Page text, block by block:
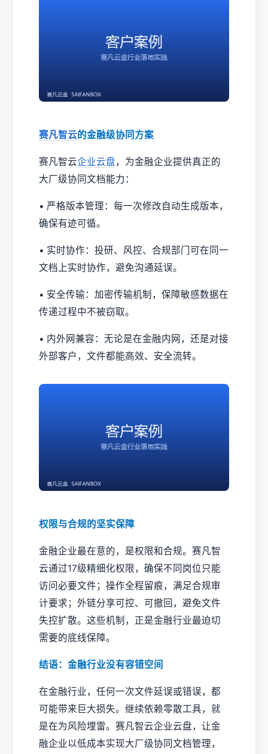
赛凡智云的金融级协同方案
赛凡智云企业云盘，为金融企业提供真正的
大厂级协同文档能力：
• 严格版本管理：每一次修改自动生成版本，
确保有迹可循。
• 实时协作：投研、风控、合规部门可在同一
文档上实时协作，避免沟通延误。
• 安全传输：加密传输机制，保障敏感数据在
传递过程中不被窃取。
• 内外网兼容：无论是在金融内网，还是对接
外部客户，文件都能高效、安全流转。
权限与合规的坚实保障
金融企业最在意的，是权限和合规。赛凡智
云通过17级精细化权限，确保不同岗位只能
访问必要文件；操作全程留痕，满足合规审
计要求；外链分享可控、可撤回，避免文件
失控扩散。这些机制，正是金融行业最迫切
需要的底线保障。
结语：金融行业没有容错空间
在金融行业，任何一次文件延误或错误，都
可能带来巨大损失。继续依赖零散工具，就
是在为风险埋雷。赛凡智云企业云盘，让金
融企业以低成本实现大厂级协同文档管理，